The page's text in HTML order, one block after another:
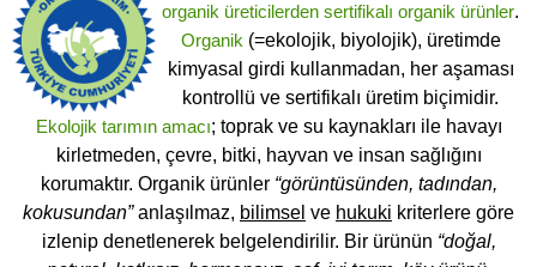
organik üreticilerden sertifikalı organik ürünler.
Organik (=ekolojik, biyolojik), üretimde
kimyasal girdi kullanmadan, her aşaması
kontrollü ve sertifikalı üretim biçimidir.
Ekolojik tarımın amacı; toprak ve su kaynakları ile havayı
kirletmeden, çevre, bitki, hayvan ve insan sağlığını
korumaktır. Organik ürünler “görüntüsünden, tadından,
kokusundan”anlaşılmaz, bilimsel ve hukuki kriterlere göre
izlenip denetlenerek belgelendirilir. Bir ürünün “doğal,